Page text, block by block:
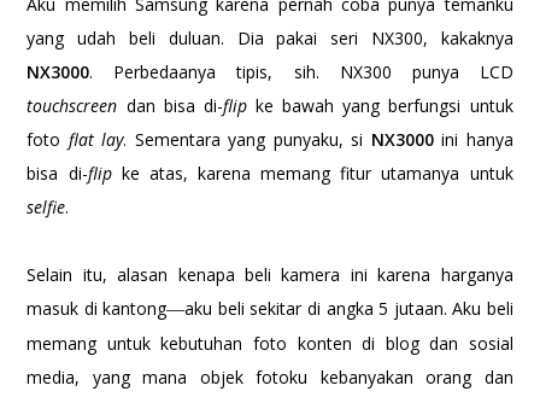
yang udah beli duluan. Dia pakai seri NX300, kakaknya
NX3000. Perbedaanya tipis, sih. NX300 punya LCD
touchscreen dan bisa di-flipke bawah yang berfungsi untuk
foto flat lay. Sementara yang punyaku, si NX3000ini hanya
bisa di-flipke atas, karena memang fitur utamanya untuk
selfie.
Selain itu, alasan kenapa beli kamera ini karena harganya
masuk di kantong—aku beli sekitar di angka 5 jutaan. Aku beli
memang untuk kebutuhan foto konten di blog dan sosial
media, yang mana objek fotoku kebanyakan orang dan